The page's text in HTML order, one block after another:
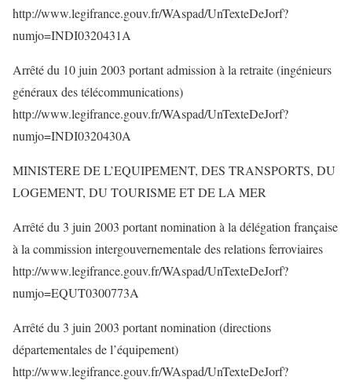
http://www.legifrance.gouv.fr/WAspad/UnTexteDeJorf?
numjo=INDI0320431A
Arrêté du 10 juin 2003 portant admission à la retraite (ingénieurs
généraux des télécommunications)
http://www.legifrance.gouv.fr/WAspad/UnTexteDeJorf?
numjo=INDI0320430A
MINISTERE DE L’EQUIPEMENT, DES TRANSPORTS, DU
LOGEMENT, DU TOURISME ET DE LA MER
Arrêté du 3 juin 2003 portant nomination à la délégation française
à la commission intergouvernementale des relations ferroviaires
http://www.legifrance.gouv.fr/WAspad/UnTexteDeJorf?
numjo=EQUT0300773A
Arrêté du 3 juin 2003 portant nomination (directions
départementales de l’équipement)
http://www.legifrance.gouv.fr/WAspad/UnTexteDeJorf?